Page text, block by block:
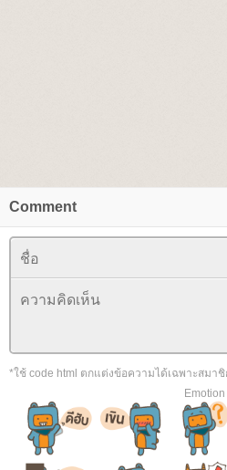
Comment
*ใช้ code html ตกแต่งข้อความได้เฉพาะสมาชิ
Emotion